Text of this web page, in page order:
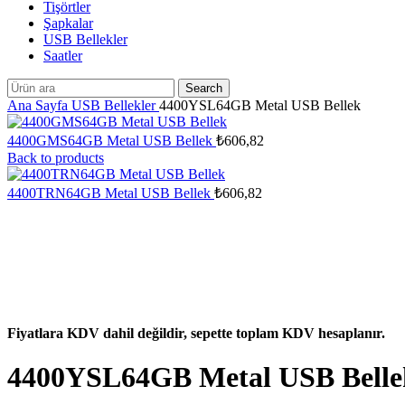
Tişörtler
Şapkalar
USB Bellekler
Saatler
Search
Ana Sayfa USB Bellekler4400YSL64GB Metal USB Bellek
4400GMS64GB Metal USB Bellek ₺606,82
Back to products
4400TRN64GB Metal USB Bellek ₺606,82
Fiyatlara KDV dahil değildir, sepette toplam KDV hesaplanır.
4400YSL64GB Metal USB